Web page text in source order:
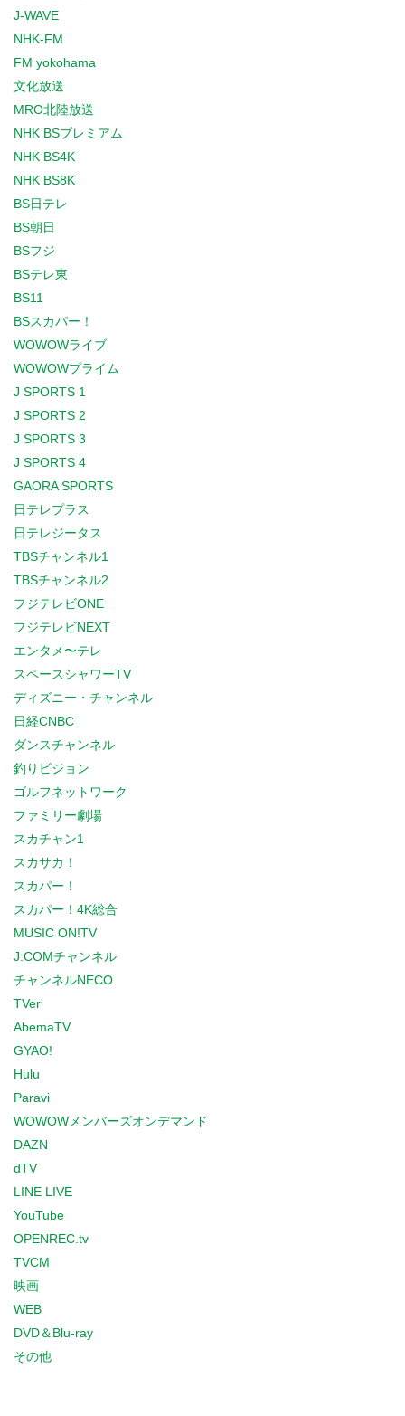
J-WAVE
NHK-FM
FM yokohama
文化放送
MRO北陸放送
NHK BSプレミアム
NHK BS4K
NHK BS8K
BS日テレ
BS朝日
BSフジ
BSテレ東
BS11
BSスカパー！
WOWOWライブ
WOWOWプライム
J SPORTS 1
J SPORTS 2
J SPORTS 3
J SPORTS 4
GAORA SPORTS
日テレプラス
日テレジータス
TBSチャンネル1
TBSチャンネル2
フジテレビONE
フジテレビNEXT
エンタメ〜テレ
スペースシャワーTV
ディズニー・チャンネル
日経CNBC
ダンスチャンネル
釣りビジョン
ゴルフネットワーク
ファミリー劇場
スカチャン1
スカサカ！
スカパー！
スカパー！4K総合
MUSIC ON!TV
J:COMチャンネル
チャンネルNECO
TVer
AbemaTV
GYAO!
Hulu
Paravi
WOWOWメンバーズオンデマンド
DAZN
dTV
LINE LIVE
YouTube
OPENREC.tv
TVCM
映画
WEB
DVD＆Blu-ray
その他